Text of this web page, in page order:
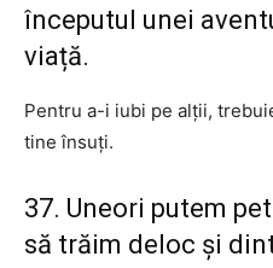
începutul unei
viață.
Pentru a-i iubi pe alții,
tine însuți.
37. Uneori putem
să trăim deloc și